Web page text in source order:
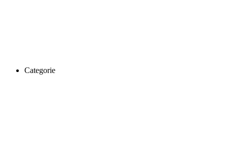
Categorie